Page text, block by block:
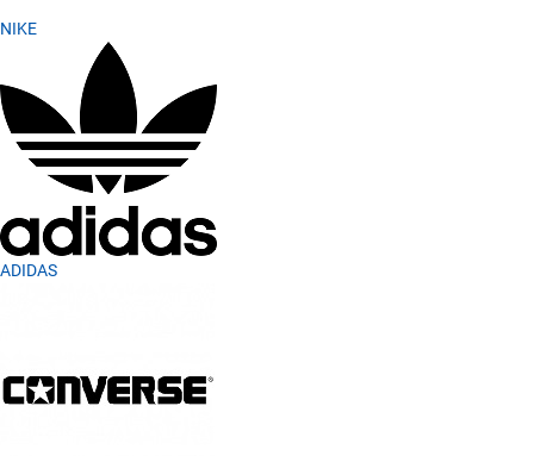
NIKE
ADIDAS